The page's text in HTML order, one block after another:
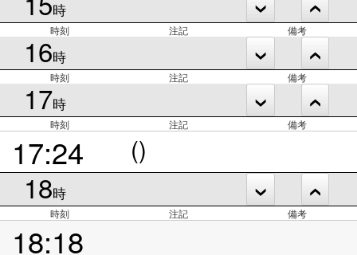
時
時刻 注記 備考
16時
時刻 注記 備考
17時
時刻 注記 備考
17:24 ()
18時
時刻 注記 備考
18:18